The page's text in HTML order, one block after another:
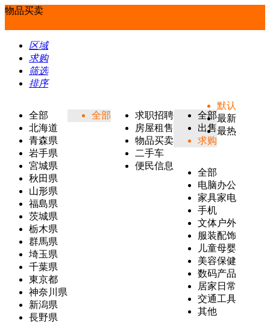
物品买卖
区域
求购
筛选
排序
全部
北海道
青森県
岩手県
宮城県
秋田県
山形県
福島県
茨城県
栃木県
群馬県
埼玉県
千葉県
東京都
神奈川県
新潟県
長野県
全部
求职招聘
房屋租售
物品买卖
二手车
便民信息
全部
出售
求购
全部
电脑办公
家具家电
手机
文体户外
服装配饰
儿童母婴
美容保健
数码产品
居家日常
交通工具
其他
默认
最新
最热